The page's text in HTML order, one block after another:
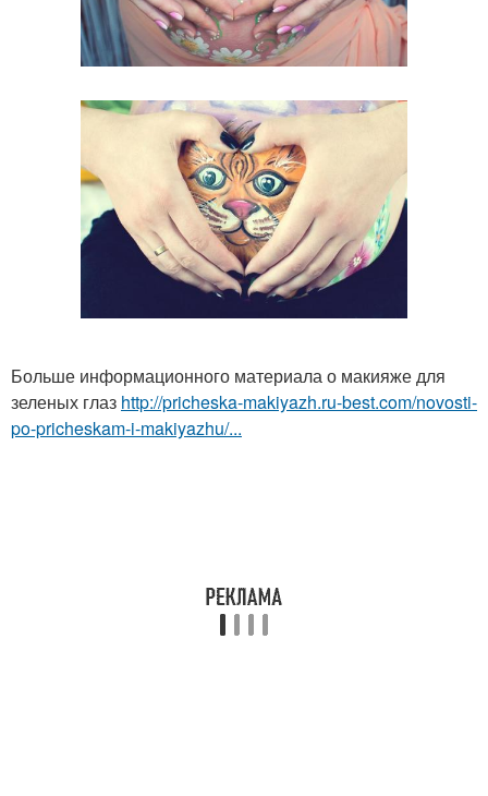
Больше информационного материала о макияже для
зеленых глаз http://pricheska-makiyazh.ru-best.com/novosti-
po-pricheskam-i-makiyazhu/...